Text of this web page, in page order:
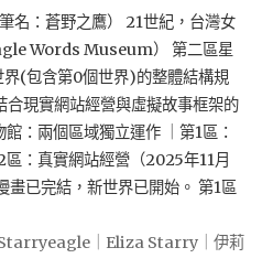
：蒼野之鷹） 21世紀，台灣女
Words Museum） 第二區星
(包含第0個世界)的整體結構規
合現實網站經營與虛擬故事框架的
館：兩個區域獨立運作 ｜第1區：
：真實網站經營（2025年11月
畫已完結，新世界已開始。 第1區
｜Eliza Starry｜伊莉